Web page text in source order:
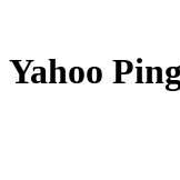
Yahoo